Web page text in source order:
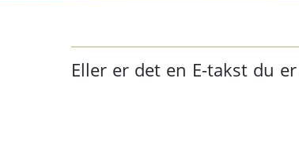
Eller er det en E-takst du